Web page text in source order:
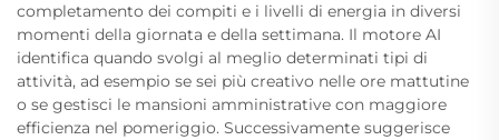
completamento dei compiti e i livelli di energia in diversi
momenti della giornata e della settimana. Il motore AI
identifica quando svolgi al meglio determinati tipi di
attività, ad esempio se sei più creativo nelle ore mattutine
o se gestisci le mansioni amministrative con maggiore
efficienza nel pomeriggio. Successivamente suggerisce